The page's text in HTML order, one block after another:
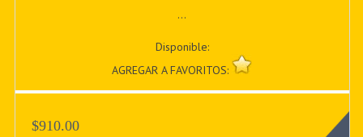
...
Disponible:
AGREGAR A FAVORITOS:
$910.00